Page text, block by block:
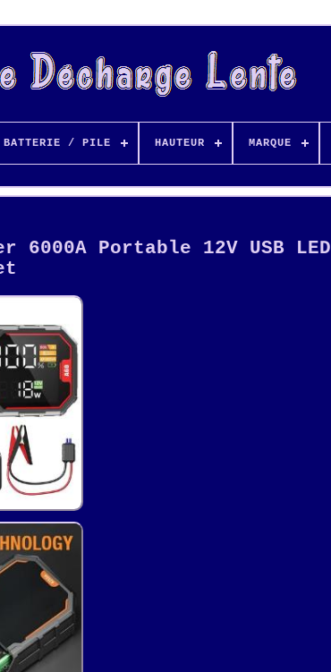
BATTERIE / PILE HAUTEUR MARQUE
Portable 12V USB LED